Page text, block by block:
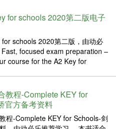
for schools 2020第二版电子
schools 2020第二版，由动必
Fast, focused exam preparation –
course for the A2 Key for
教程-Complete KEY for
官方备考资料
程-Complete KEY for Schools-剑